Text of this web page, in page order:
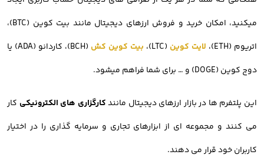
میکنید، امکان خرید و فروش ارزهای دیجیتال مانند بیت کوین (BTC)،
اتریوم (ETH)،
لایت کوین (LTC)، بیت کوین کش
(BCH)، کاردانو (ADA) یا
دوج کوین (DOGE) و … برای شما فراهم میشود.
این پلتفرم ها در بازار ارزهای دیجیتال مانندکارگزاری های الکترونیکی کار
می کنند و مجموعه ای از ابزارهای تجاری و سرمایه گذاری را در اختیار
کاربران خود قرار می دهند.